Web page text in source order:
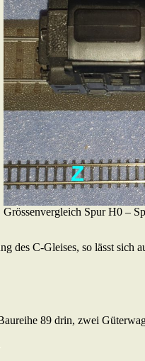
Grössenvergleich Spur H0 –
C-Gleises, so lässt sich
89 drin, zwei